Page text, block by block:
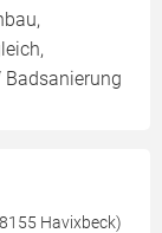
Badsanierung
Havixbeck)